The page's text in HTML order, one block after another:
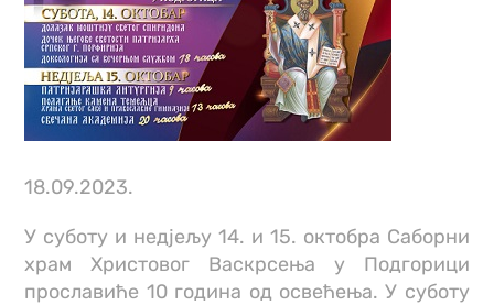
18.09.2023.
У суботу и недјељу 14. и 15. октобра Саборни
храм Христовог Васкрсења у Подгорици
прославиће 10 година од освећења. У суботу